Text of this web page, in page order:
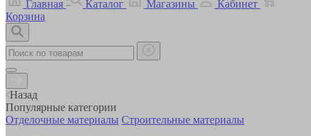
Главная
Каталог Магазины
Кабинет
Корзина
Назад
Популярные категории
Отделочные материалы Строительные материалы